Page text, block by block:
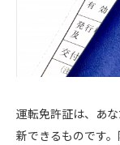
運転免許証は、あ
新できるものです